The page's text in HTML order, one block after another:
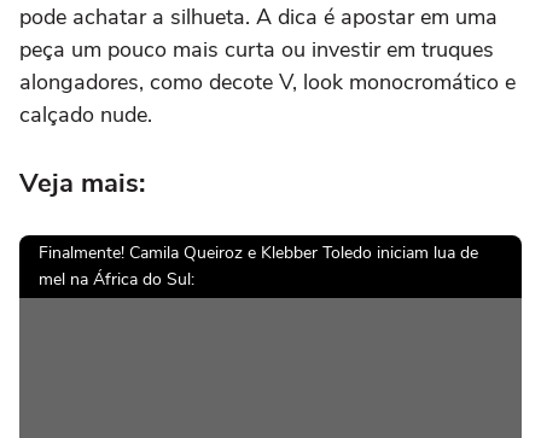
pode achatar a silhueta. A dica é apostar em uma
peça um pouco mais curta ou investir em truques
alongadores, como decote V, look monocromático e
calçado nude.
Veja mais:
Finalmente! Camila Queiroz e Klebber Toledo iniciam lua de
mel na África do Sul: